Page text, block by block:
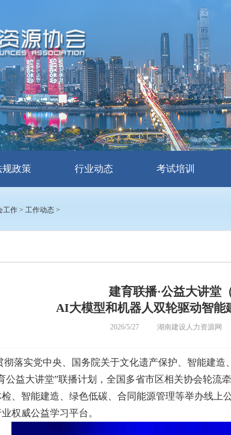
规政策 行业动态 考试培训
工作 > 工作动态 >
建育联播·公益大讲堂
AI大模型和机器人双轮驱动智能
2026/5/27 湖南建设人力资源网
落实党中央、国务院关于文化遗产保护、智能建造
公益大讲堂”联播计划，全国多省市区相关协会轮流
、智能建造、绿色低碳、合同能源管理等举办线上
权威公益学习平台。